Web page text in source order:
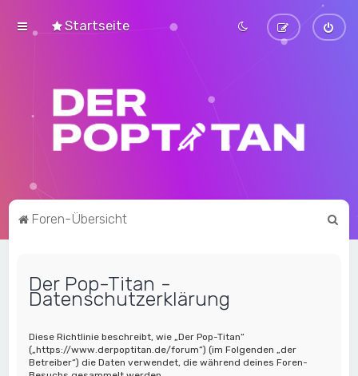
Startseite
Foren-Übersicht
Der Pop-Titan -
Datenschutzerklärung
Diese Richtlinie beschreibt, wie „Der Pop-Titan“
(„https://www.derpoptitan.de/forum“) (im Folgenden „der
Betreiber“) die Daten verwendet, die während deines Foren-